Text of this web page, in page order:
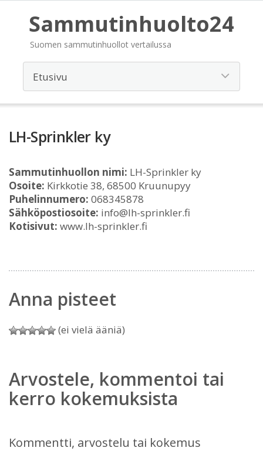
Sammutinhuolto24
Suomen sammutinhuollot vertailussa
LH-Sprinkler ky
Sammutinhuollon nimi: LH-Sprinkler ky
Osoite: Kirkkotie 38, 68500 Kruunupyy
Puhelinnumero: 068345878
Sähköpostiosoite: info@lh-sprinkler.fi
Kotisivut: www.lh-sprinkler.fi
Anna pisteet
(ei vielä ääniä)
Arvostele, kommentoi tai
kerro kokemuksista
Kommentti, arvostelu tai kokemus